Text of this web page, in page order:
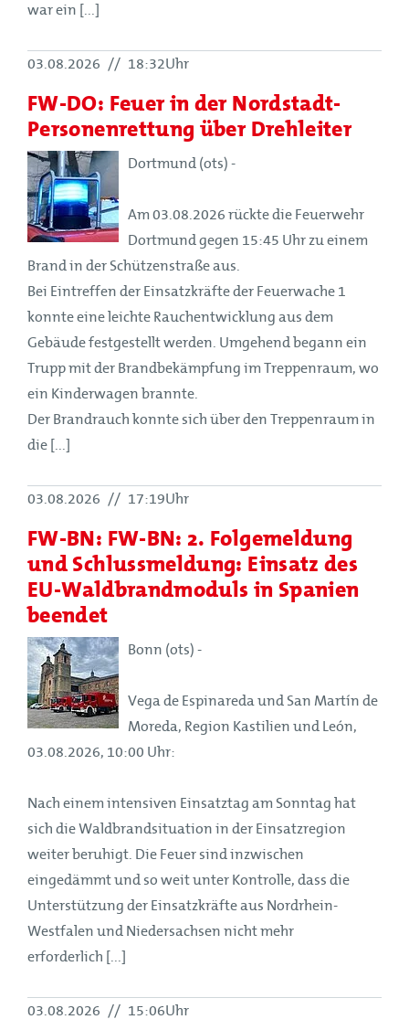
war ein [...]
03.08.2026 // 18:32Uhr
FW-DO: Feuer in der Nordstadt-
Personenrettung über Drehleiter
Dortmund (ots) -
Am 03.08.2026 rückte die Feuerwehr
Dortmund gegen 15:45 Uhr zu einem
Brand in der Schützenstraße aus.
Bei Eintreffen der Einsatzkräfte der Feuerwache 1
konnte eine leichte Rauchentwicklung aus dem
Gebäude festgestellt werden. Umgehend begann ein
Trupp mit der Brandbekämpfung im Treppenraum, wo
ein Kinderwagen brannte.
Der Brandrauch konnte sich über den Treppenraum in
die [...]
03.08.2026 // 17:19Uhr
FW-BN: FW-BN: 2. Folgemeldung
und Schlussmeldung: Einsatz des
EU-Waldbrandmoduls in Spanien
beendet
Bonn (ots) -
Vega de Espinareda und San Martín de
Moreda, Region Kastilien und León,
03.08.2026, 10:00 Uhr:
Nach einem intensiven Einsatztag am Sonntag hat
sich die Waldbrandsituation in der Einsatzregion
weiter beruhigt. Die Feuer sind inzwischen
eingedämmt und so weit unter Kontrolle, dass die
Unterstützung der Einsatzkräfte aus Nordrhein-
Westfalen und Niedersachsen nicht mehr
erforderlich [...]
03.08.2026 // 15:06Uhr